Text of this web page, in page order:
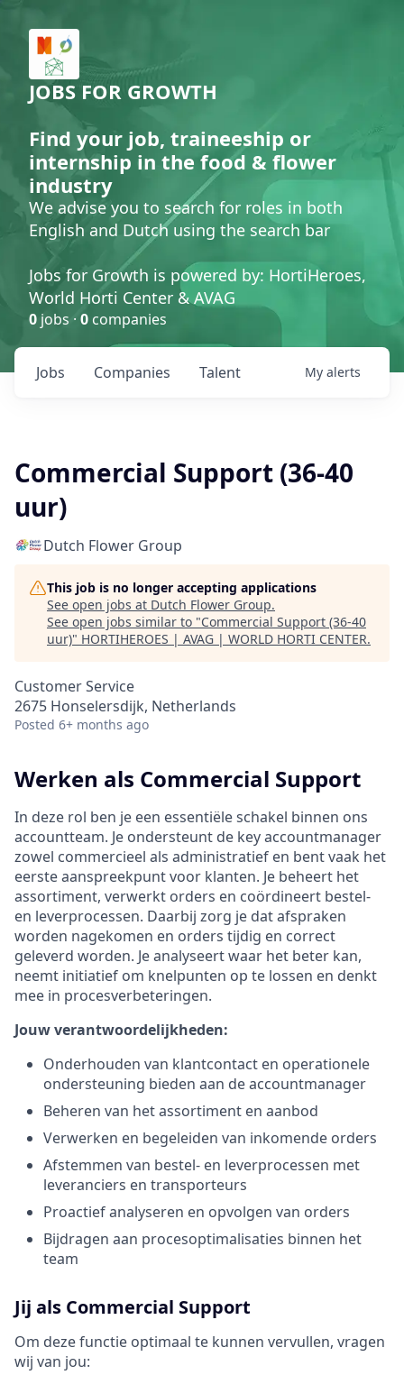
JOBS FOR GROWTH
Find your job, traineeship or
internship in the food & flower
industry
We advise you to search for roles in both
English and Dutch using the search bar
Jobs for Growth is powered by: HortiHeroes,
World Horti Center & AVAG
0 jobs · 0 companies
Jobs Companies Talent My alerts
Commercial Support (36-40
uur)
Dutch Flower Group
This job is no longer accepting applications
See open jobs at Dutch Flower Group.
See open jobs similar to "Commercial Support (36-40
uur)" HORTIHEROES | AVAG | WORLD HORTI CENTER.
Customer Service
2675 Honselersdijk, Netherlands
Posted 6+ months ago
Werken als Commercial Support
In deze rol ben je een essentiële schakel binnen ons
accountteam. Je ondersteunt de key accountmanager
zowel commercieel als administratief en bent vaak het
eerste aanspreekpunt voor klanten. Je beheert het
assortiment, verwerkt orders en coördineert bestel-
en leverprocessen. Daarbij zorg je dat afspraken
worden nagekomen en orders tijdig en correct
geleverd worden. Je analyseert waar het beter kan,
neemt initiatief om knelpunten op te lossen en denkt
mee in procesverbeteringen.
Jouw verantwoordelijkheden:
Onderhouden van klantcontact en operationele
ondersteuning bieden aan de accountmanager
Beheren van het assortiment en aanbod
Verwerken en begeleiden van inkomende orders
Afstemmen van bestel- en leverprocessen met
leveranciers en transporteurs
Proactief analyseren en opvolgen van orders
Bijdragen aan procesoptimalisaties binnen het
team
Jij als Commercial Support
Om deze functie optimaal te kunnen vervullen, vragen
wij van jou: